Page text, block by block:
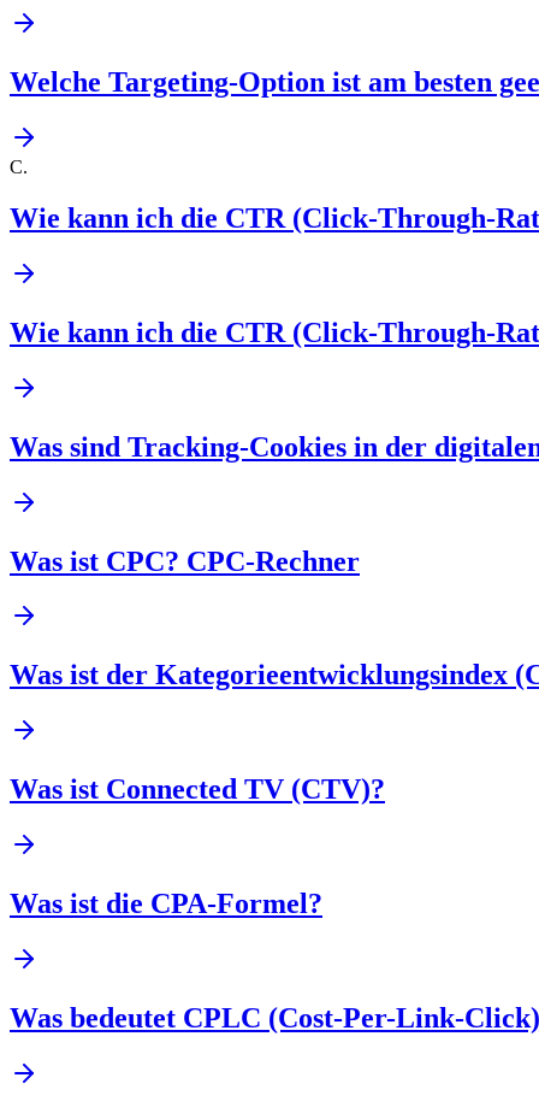
Welche Targeting-Option ist am besten
C.
Wie kann ich die CTR (Click-Through-
Wie kann ich die CTR (Click-Through-
Was sind Tracking-Cookies in der
Was ist CPC? CPC-Rechner
Was ist der Kategorieentwicklungsindex
Was ist Connected TV (CTV)?
Was ist die CPA-Formel?
Was bedeutet CPLC (Cost-Per-Link-